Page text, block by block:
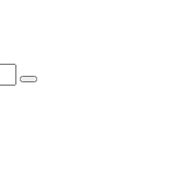
에 칠칠절이라고도
[…]
Search